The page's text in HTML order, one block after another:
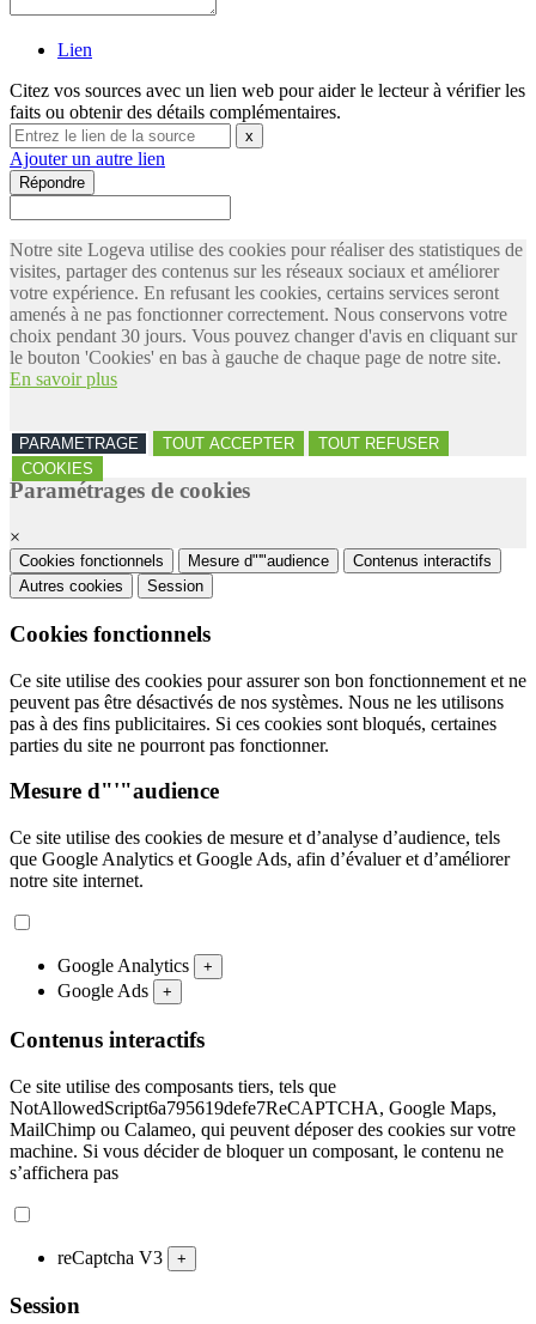
Lien
Citez vos sources avec un lien web pour aider le lecteur à vérifier les
faits ou obtenir des détails complémentaires.
x
Ajouter un autre lien
Répondre
Notre site Logeva utilise des cookies pour réaliser des statistiques de
visites, partager des contenus sur les réseaux sociaux et améliorer
votre expérience. En refusant les cookies, certains services seront
amenés à ne pas fonctionner correctement. Nous conservons votre
choix pendant 30 jours. Vous pouvez changer d'avis en cliquant sur
le bouton 'Cookies' en bas à gauche de chaque page de notre site.
En savoir plus
PARAMETRAGE TOUT ACCEPTER
TOUT REFUSER
COOKIES
Paramétrages de cookies
×
Cookies fonctionnels Mesure d"'"audience
Contenus interactifs
Autres cookies
Session
Cookies fonctionnels
Ce site utilise des cookies pour assurer son bon fonctionnement et ne
peuvent pas être désactivés de nos systèmes. Nous ne les utilisons
pas à des fins publicitaires. Si ces cookies sont bloqués, certaines
parties du site ne pourront pas fonctionner.
Mesure d"'"audience
Ce site utilise des cookies de mesure et d’analyse d’audience, tels
que Google Analytics et Google Ads, afin d’évaluer et d’améliorer
notre site internet.
Google Analytics +
Google Ads +
Contenus interactifs
Ce site utilise des composants tiers, tels que
NotAllowedScript6a795619defe7ReCAPTCHA, Google Maps,
MailChimp ou Calameo, qui peuvent déposer des cookies sur votre
machine. Si vous décider de bloquer un composant, le contenu ne
s’affichera pas
reCaptcha V3 +
Session